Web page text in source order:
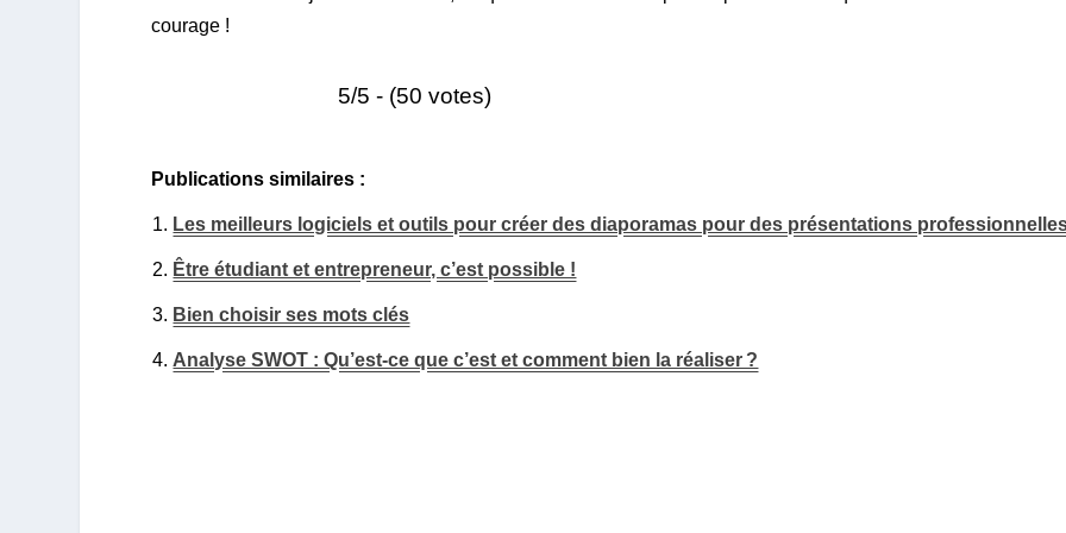
courage !
5/5 - (50 votes)
Publications similaires :
Les meilleurs logiciels et outils pour créer des diaporamas pour des présentations
Être étudiant et entrepreneur, c’est possible !
Bien choisir ses mots clés
Analyse SWOT : Qu’est-ce que c’est et comment bien la réaliser ?